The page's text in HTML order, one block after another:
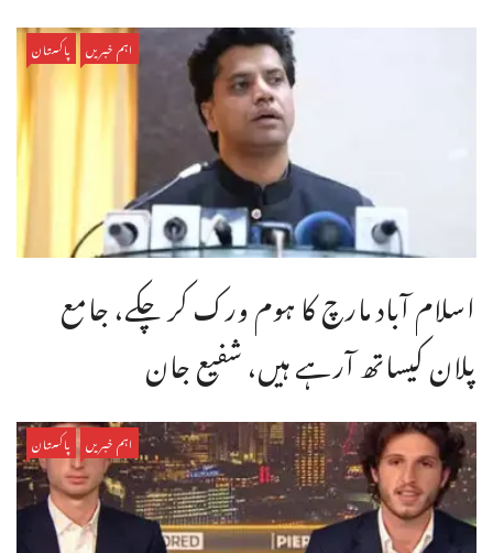
اہم خبریں پاکستان
اسلام آباد مارچ کا ہوم ورک کر چکے، جامع
پلان کیساتھ آرہے ہیں، شفیع جان
اہم خبریں پاکستان